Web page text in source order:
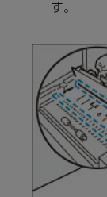
す。